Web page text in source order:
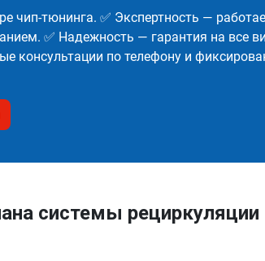
чип-тюнинга. ✅ Экспертность —
✅ Надежность — гарантия на все
консультации по телефону и
системы